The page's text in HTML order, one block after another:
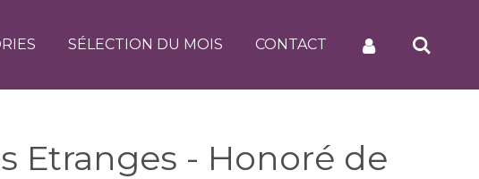
SÉLECTION DU MOIS CONTACT
Etranges - Honoré de